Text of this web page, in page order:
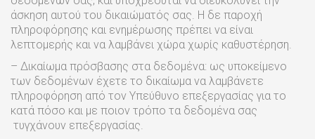
άσκηση αυτού του δικαιώματός σας. Η δε παροχή
πληροφόρησης και ενημέρωσης πρέπει να είναι
λεπτομερής και να λαμβάνει χώρα χωρίς καθυστέρηση.
– Δικαίωμα πρόσβασης στα δεδομένα: ως υποκείμενο
των δεδομένων έχετε το δικαίωμα να λαμβάνετε
πληροφόρηση από τον Υπεύθυνο επεξεργασίας για το
κατά πόσο και με ποιον τρόπο τα δεδομένα σας
τυγχάνουν επεξεργασίας.